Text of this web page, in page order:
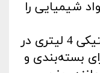
شیمیایی را
گالن‌های پلاستیکی 4 لیتری در
بسته‌بندی و